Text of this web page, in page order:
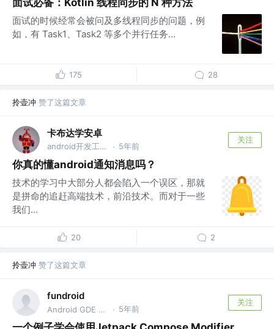
面试必备：Kotlin 线程同步的 N 种方法
面试的时候经常会被问及多线程同步的问题，例
如，有 Task1、Task2 等多个并行任务...
175 28
拎壶冲 赞了这篇文章
卡布达学安卓
android开发工程师 @地球太空理事会 · 5年前
关注
你真的懂android通知消息吗？
技术的学习中大部分人都会陷入一个误区，那就
是拼命的追赶高端技术，前沿技术。而对于一些
我们...
20 2
拎壶冲 赞了这篇文章
fundroid
Android GDE @Bytedance · 5年前
关注